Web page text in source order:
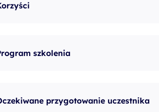
Korzyści
Program szkolenia
Oczekiwane przygotowanie uczestnika